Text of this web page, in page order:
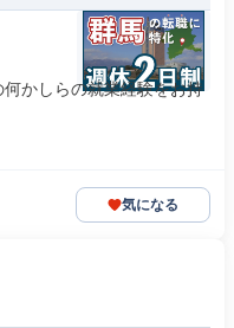
かしらの就業経験をお持
気になる